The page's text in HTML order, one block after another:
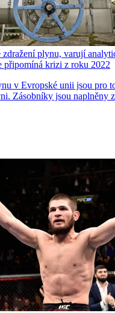
zdražení plynu, varují
připomíná krizi z roku 2022
v Evropské unii jsou pro
Zásobníky jsou naplněny